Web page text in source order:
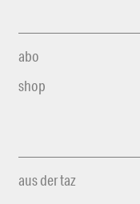
abo
shop
aus der taz